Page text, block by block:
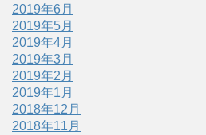
2019年6月
2019年5月
2019年4月
2019年3月
2019年2月
2019年1月
2018年12月
2018年11月